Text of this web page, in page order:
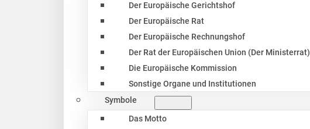
Der Europäische Gerichtshof
Der Europäische Rat
Der Europäische Rechnungshof
Der Rat der Europäischen Union (Der Ministerrat)
Die Europäische Kommission
Sonstige Organe und Institutionen
Symbole
Das Motto